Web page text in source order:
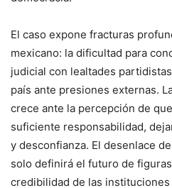
El caso expone fracturas
mexicano: la dificultad para
judicial con lealtades
país ante presiones externas.
crece ante la percepción de
suficiente responsabilidad,
y desconfianza. El desenlace
solo definirá el futuro de
credibilidad de las